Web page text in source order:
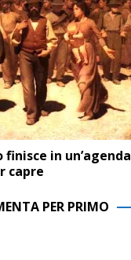
in un’agenda
capre
PER PRIMO